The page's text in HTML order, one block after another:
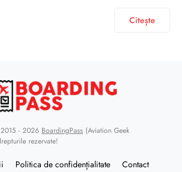
Citește
- 2026 BoardingPass (Aviation Geek
rezervate!
Politica de confidențialitate Contact